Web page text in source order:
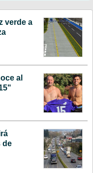
verde a
al
de